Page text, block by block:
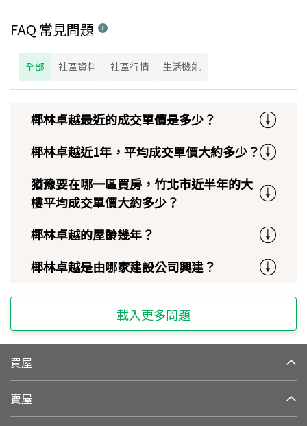
FAQ 常見問題
全部 社區資料 社區行情 生活機能
椰林卓越最近的成交單價是多少？
椰林卓越近1年，平均成交單價大約多少？
猶豫要在哪一區買房，竹北市近半年的大
樓平均成交單價大約多少？
椰林卓越的屋齡幾年？
椰林卓越是由哪家建設公司興建？
載入更多問題
買屋
賣屋